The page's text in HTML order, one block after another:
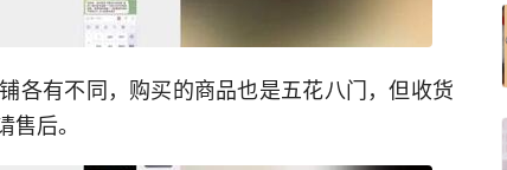
各有不同，购买的商品也是五花八门，但收货
后。